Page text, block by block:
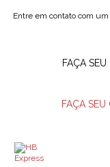
Entre em contato com
FAÇA
FAÇA